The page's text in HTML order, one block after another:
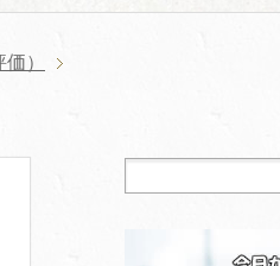
）